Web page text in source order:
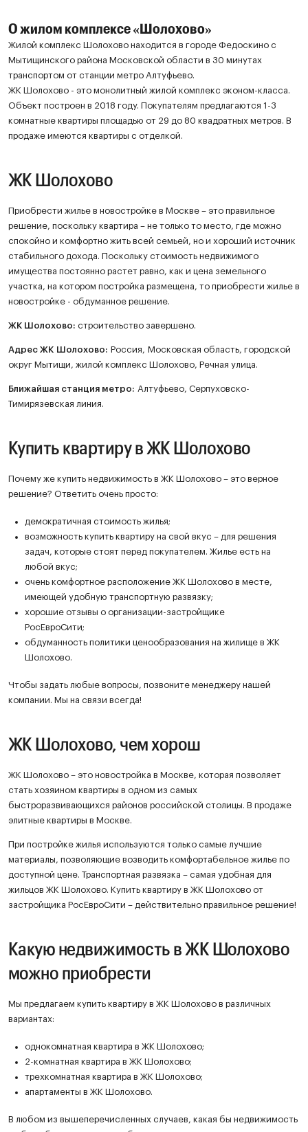
О жилом комплексе «Шолохово»
Жилой комплекс Шолохово находится в городе Федоскино с
Мытищинского района Московской области в 30 минутах
транспортом от станции метро Алтуфьево.
ЖК Шолохово - это монолитный жилой комплекс эконом-класса.
Объект построен в 2018 году. Покупателям предлагаются 1-3
комнатные квартиры площадью от 29 до 80 квадратных метров. В
продаже имеются квартиры с отделкой.
ЖК Шолохово
Приобрести жилье в новостройке в Москве – это правильное
решение, поскольку квартира – не только то место, где можно
спокойно и комфортно жить всей семьей, но и хороший источник
стабильного дохода. Поскольку стоимость недвижимого
имущества постоянно растет равно, как и цена земельного
участка, на котором постройка размещена, то приобрести жилье в
новостройке - обдуманное решение.
ЖК Шолохово: строительство завершено.
Адрес ЖК Шолохово: Россия, Московская область, городской
округ Мытищи, жилой комплекс Шолохово, Речная улица.
Ближайшая станция метро: Алтуфьево, Серпуховско-
Тимирязевская линия.
Купить квартиру в ЖК Шолохово
Почему же купить недвижимость в ЖК Шолохово – это верное
решение? Ответить очень просто:
демократичная стоимость жилья;
возможность купить квартиру на свой вкус – для решения
задач, которые стоят перед покупателем. Жилье есть на
любой вкус;
очень комфортное расположение ЖК Шолохово в месте,
имеющей удобную транспортную развязку;
хорошие отзывы о организации-застройщике
РосЕвроСити;
обдуманность политики ценообразования на жилище в ЖК
Шолохово.
Чтобы задать любые вопросы, позвоните менеджеру нашей
компании. Мы на связи всегда!
ЖК Шолохово, чем хорош
ЖК Шолохово – это новостройка в Москве, которая позволяет
стать хозяином квартиры в одном из самых
быстроразвивающихся районов российской столицы. В продаже
элитные квартиры в Москве.
При постройке жилья используются только самые лучшие
материалы, позволяющие возводить комфортабельное жилье по
доступной цене. Транспортная развязка – самая удобная для
жильцов ЖК Шолохово. Купить квартиру в ЖК Шолохово от
застройщика РосЕвроСити – действительно правильное решение!
Какую недвижимость в ЖК Шолохово
можно приобрести
Мы предлагаем купить квартиру в ЖК Шолохово в различных
вариантах:
однокомнатная квартира в ЖК Шолохово;
2-комнатная квартира в ЖК Шолохово;
трехкомнатная квартира в ЖК Шолохово;
апартаменты в ЖК Шолохово.
В любом из вышеперечисленных случаев, какая бы недвижимость